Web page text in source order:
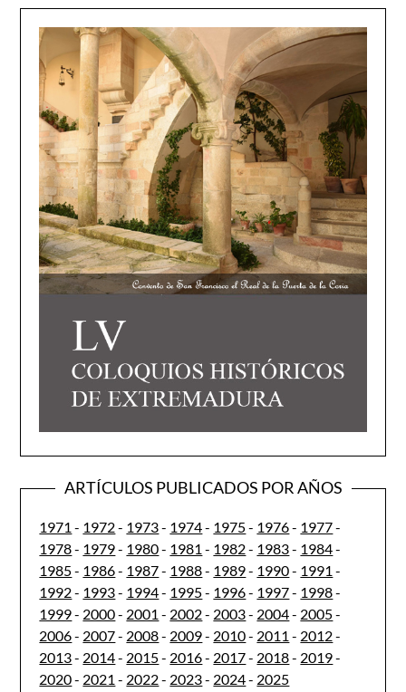
ARTÍCULOS PUBLICADOS POR AÑOS
1971 - 1972- 1973- 1974- 1975- 1976- 1977-
1978- 1979- 1980- 1981 - 1982- 1983- 1984-
1985- 1986- 1987- 1988- 1989- 1990- 1991 -
1992- 1993- 1994- 1995- 1996- 1997- 1998-
1999- 2000- 2001 - 2002- 2003- 2004- 2005-
2006- 2007- 2008- 2009- 2010- 2011 - 2012-
2013- 2014- 2015- 2016- 2017- 2018- 2019-
2020- 2021 - 2022- 2023- 2024- 2025